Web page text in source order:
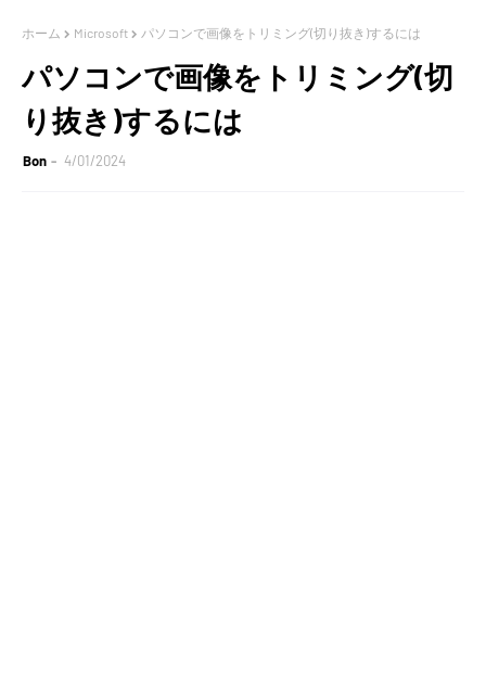
ホーム Microsoft パソコンで画像をトリミング(切り抜き)するには
パソコンで画像をトリミング(切
り抜き)するには
Bon 4/01/2024